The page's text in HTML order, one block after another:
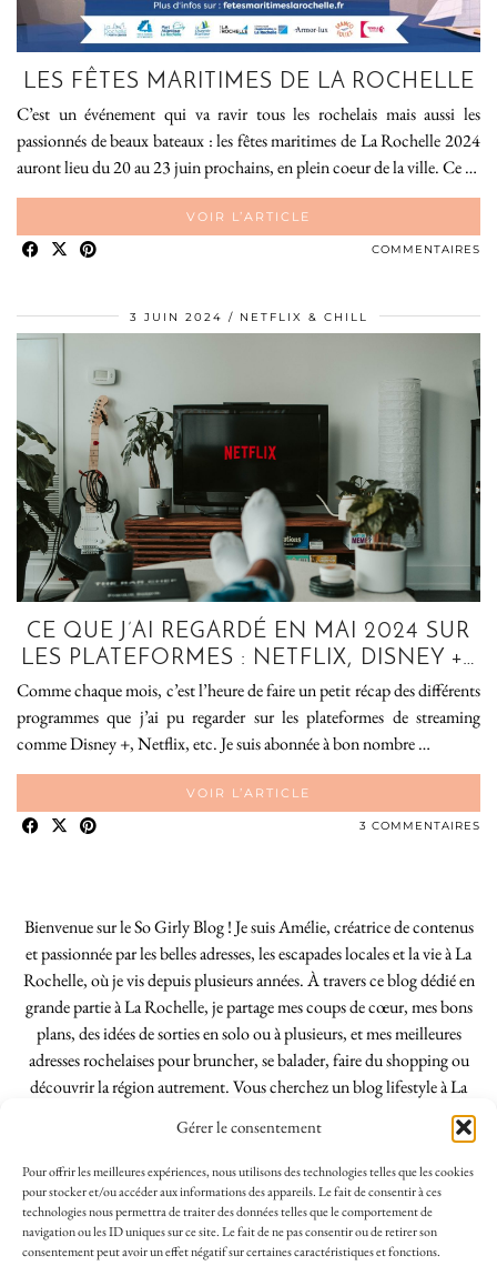
Gérer le consentement
Pour offrir les meilleures expériences, nous utilisons des technologies telles que les cookies
pour stocker et/ou accéder aux informations des appareils. Le fait de consentir à ces
technologies nous permettra de traiter des données telles que le comportement de
navigation ou les ID uniques sur ce site. Le fait de ne pas consentir ou de retirer son
consentement peut avoir un effet négatif sur certaines caractéristiques et fonctions.
LES FÊTES MARITIMES DE LA ROCHELLE
C’est un événement qui va ravir tous les rochelais mais aussi les
passionnés de beaux bateaux : les fêtes maritimes de La Rochelle 2024
auront lieu du 20 au 23 juin prochains, en plein coeur de la ville. Ce …
VOIR L’ARTICLE
COMMENTAIRES
3 JUIN 2024 NETFLIX & CHILL
CE QUE J’AI REGARDÉ EN MAI 2024 SUR
LES PLATEFORMES : NETFLIX, DISNEY +…
Comme chaque mois, c’est l’heure de faire un petit récap des différents
programmes que j’ai pu regarder sur les plateformes de streaming
comme Disney +, Netflix, etc. Je suis abonnée à bon nombre …
VOIR L’ARTICLE
3 COMMENTAIRES
Bienvenue sur le So Girly Blog ! Je suis Amélie, créatrice de contenus
et passionnée par les belles adresses, les escapades locales et la vie à La
Rochelle, où je vis depuis plusieurs années. À travers ce blog dédié en
grande partie à La Rochelle, je partage mes coups de cœur, mes bons
plans, des idées de sorties en solo ou à plusieurs, et mes meilleures
adresses rochelaises pour bruncher, se balader, faire du shopping ou
découvrir la région autrement. Vous cherchez un blog lifestyle à La
Rochelle, tenu par une locale ? Vous êtes au bon endroit. Que vous
soyez Rochelais·e ou de passage dans notre belle ville, j’espère que mes
articles vous aideront à profiter de La Rochelle comme un·e vrai·e
initié·e. !